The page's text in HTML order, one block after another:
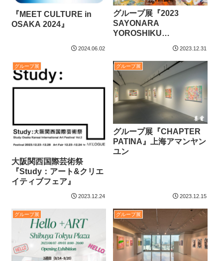
『MEET CULTURE in
OSAKA 2024』
2024.06.02
グループ展『2023
SAYONARA
YOROSHIKU
2023.12.31
グループ展
​大阪関西国際芸術祭
『Study：アート&クリエ
イティブフェア』
2023.12.24
グループ展
グループ展『CHAPTER
PATINA』上海アマンヤン
ユン
2023.12.15
グループ展 グループ展